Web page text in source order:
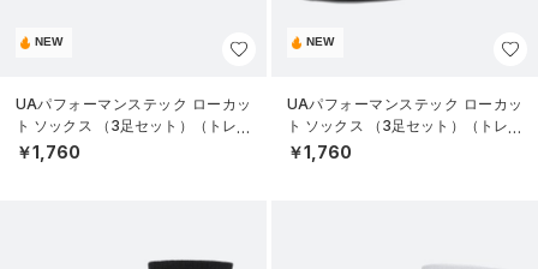
NEW
UAパフォーマンステック ローカッ
ト ソックス （3足セット）（トレー
ニング/UNISEX）
￥1,760
NEW
UAパフォーマンステック ローカッ
ト ソックス （3足セット）（トレー
ニング/UNISEX）
￥1,760